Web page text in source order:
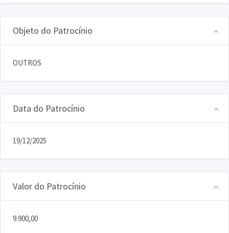
Objeto do Patrocínio
OUTROS
Data do Patrocínio
19/12/2025
Valor do Patrocínio
9.900,00